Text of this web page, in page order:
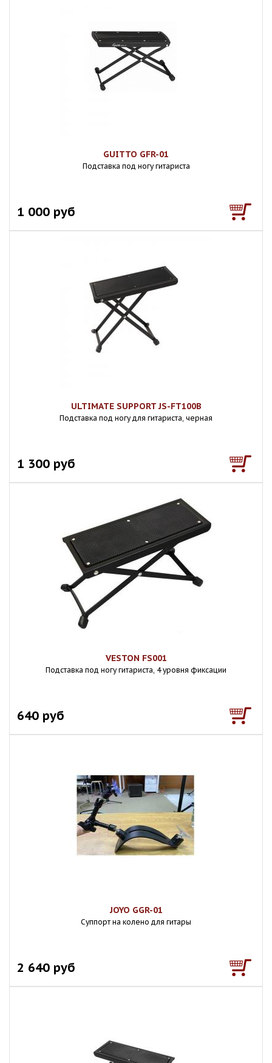
GUITTO GFR-01
Подставка под ногу гитариста
1 000 руб
ULTIMATE SUPPORT JS-FT100B
Подставка под ногу для гитариста, черная
1 300 руб
VESTON FS001
Подставка под ногу гитариста, 4 уровня фиксации
640 руб
JOYO GGR-01
Суппорт на колено для гитары
2 640 руб